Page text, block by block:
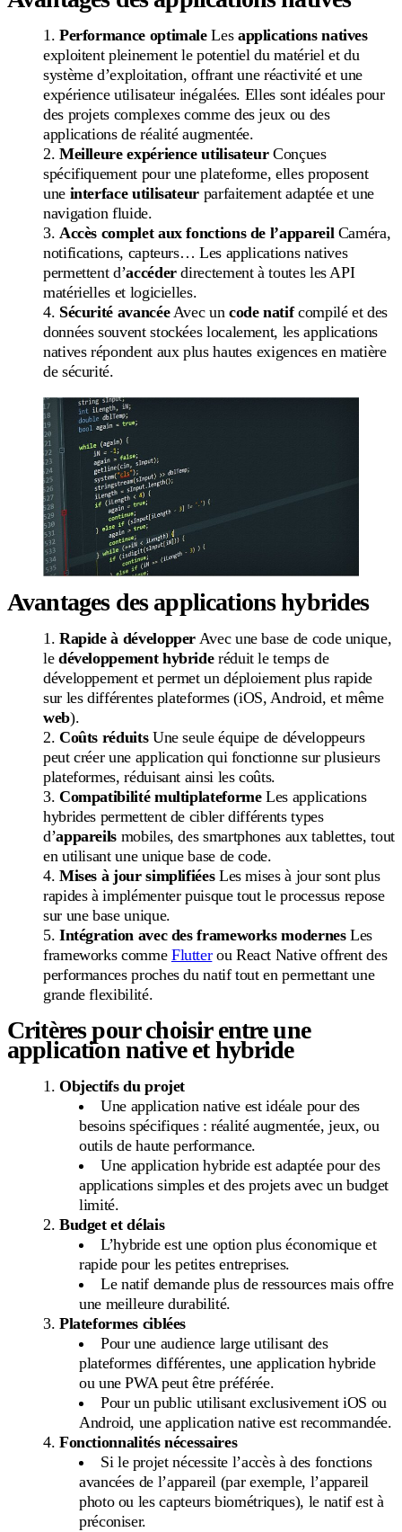
Performance optimaleLes applications natives
exploitent pleinement le potentiel du matériel et du
système d’exploitation, offrant une réactivité et une
expérience utilisateur inégalées. Elles sont idéales pour
des projets complexes comme des jeux ou des
applications de réalité augmentée.
Meilleure expérience utilisateurConçues
spécifiquement pour une plateforme, elles proposent
une interface utilisateur parfaitement adaptée et une
navigation fluide.
Accès complet aux fonctions de l’appareilCaméra,
notifications, capteurs… Les applications natives
permettent d’accéderdirectement à toutes les API
matérielles et logicielles.
Sécurité avancéeAvec un code natifcompilé et des
données souvent stockées localement, les applications
natives répondent aux plus hautes exigences en matière
de sécurité.
Avantages des applications hybrides
Rapide à développer Avec une base de code unique,
le développement hybrideréduit le temps de
développement et permet un déploiement plus rapide
sur les différentes plateformes (iOS, Android, et même
web).
Coûts réduitsUne seule équipe de développeurs
peut créer une application qui fonctionne sur plusieurs
plateformes, réduisant ainsi les coûts.
Compatibilité multiplateformeLes applications
hybrides permettent de cibler différents types
d’appareils mobiles, des smartphones aux tablettes, tout
en utilisant une unique base de code.
Mises à jour simplifiéesLes mises à jour sont plus
rapides à implémenter puisque tout le processus repose
sur une base unique.
Intégration avec des frameworks modernesLes
frameworks comme Flutterou React Native offrent des
performances proches du natif tout en permettant une
grande flexibilité.
Critères pour choisir entre une
application native et hybride
Objectifs du projet
Une application native est idéale pour des
besoins spécifiques : réalité augmentée, jeux, ou
outils de haute performance.
Une application hybride est adaptée pour des
applications simples et des projets avec un budget
limité.
Budget et délais
L’hybride est une option plus économique et
rapide pour les petites entreprises.
Le natif demande plus de ressources mais offre
une meilleure durabilité.
Plateformes ciblées
Pour une audience large utilisant des
plateformes différentes, une application hybride
ou une PWA peut être préférée.
Pour un public utilisant exclusivement iOS ou
Android, une application native est recommandée.
Fonctionnalités nécessaires
Si le projet nécessite l’accès à des fonctions
avancées de l’appareil (par exemple, l’appareil
photo ou les capteurs biométriques), le natif est à
préconiser.